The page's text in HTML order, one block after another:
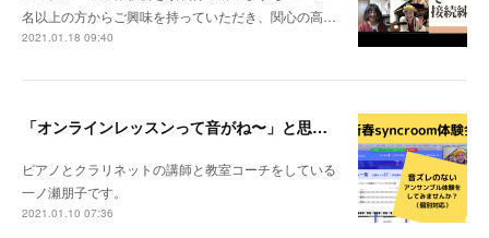
名以上の方からご興味を持っていただき、関心の高…
2021.01.18 09:40
「オンラインレッスンって音がね〜」と思われてる先生へ
ピアノとクラリネットの講師と教室コーチをしている
一ノ瀬朋子です。
2021.01.10 07:36